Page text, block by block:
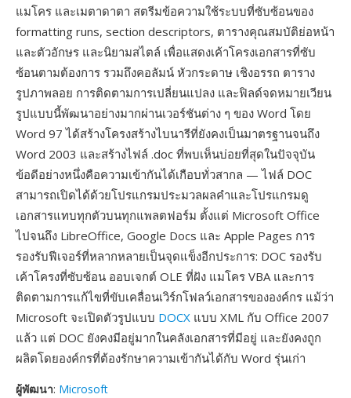
แมโคร และเมตาดาตา สตรีมข้อความใช้ระบบที่ซับซ้อนของ
formatting runs, section descriptors, ตารางคุณสมบัติย่อหน้า
และตัวอักษร และนิยามสไตล์ เพื่อแสดงเค้าโครงเอกสารที่ซับ
ซ้อนตามต้องการ รวมถึงคอลัมน์ หัวกระดาษ เชิงอรรถ ตาราง
รูปภาพลอย การติดตามการเปลี่ยนแปลง และฟิลด์จดหมายเวียน
รูปแบบนี้พัฒนาอย่างมากผ่านเวอร์ชันต่าง ๆ ของ Word โดย
Word 97 ได้สร้างโครงสร้างไบนารีที่ยังคงเป็นมาตรฐานจนถึง
Word 2003 และสร้างไฟล์ .doc ที่พบเห็นบ่อยที่สุดในปัจจุบัน
ข้อดีอย่างหนึ่งคือความเข้ากันได้เกือบทั่วสากล — ไฟล์ DOC
สามารถเปิดได้ด้วยโปรแกรมประมวลผลคำและโปรแกรมดู
เอกสารแทบทุกตัวบนทุกแพลตฟอร์ม ตั้งแต่ Microsoft Office
ไปจนถึง LibreOffice, Google Docs และ Apple Pages การ
รองรับฟีเจอร์ที่หลากหลายเป็นจุดแข็งอีกประการ: DOC รองรับ
เค้าโครงที่ซับซ้อน ออบเจกต์ OLE ที่ฝัง แมโคร VBA และการ
ติดตามการแก้ไขที่ขับเคลื่อนเวิร์กโฟลว์เอกสารขององค์กร แม้ว่า
Microsoft จะเปิดตัวรูปแบบ DOCX แบบ XML กับ Office 2007
แล้ว แต่ DOC ยังคงมีอยู่มากในคลังเอกสารที่มีอยู่ และยังคงถูก
ผลิตโดยองค์กรที่ต้องรักษาความเข้ากันได้กับ Word รุ่นเก่า
ผู้พัฒนา: Microsoft